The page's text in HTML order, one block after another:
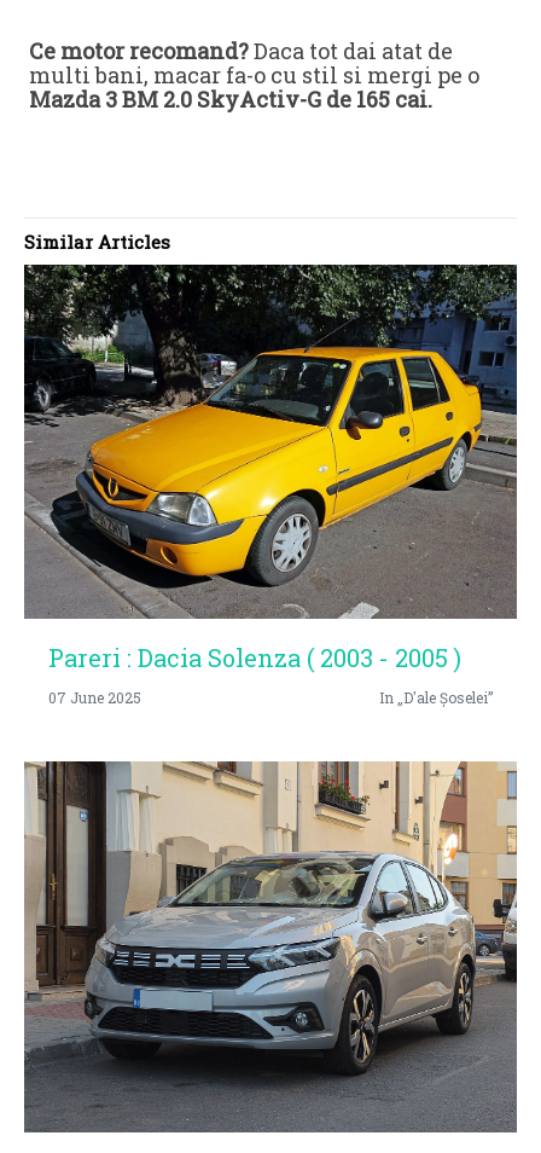
Ce motor recomand?Daca tot dai atat de
multi bani, macar fa-o cu stil si mergi pe o
Mazda 3 BM 2.0 SkyActiv-G de 165 cai.
Similar Articles
Pareri : Dacia Solenza ( 2003 - 2005 )
07 June 2025 In „D'ale Șoselei”